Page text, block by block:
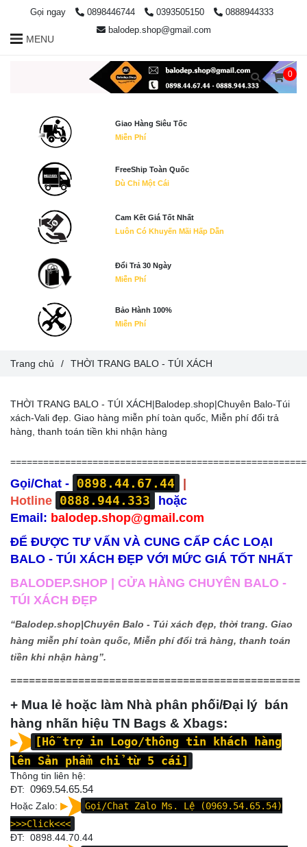
THỜI TRANG BALO - TÚI XÁCH|Balodep.shop|Chuyên Balo-Túi
xách-Vali đẹp. Giao hàng miễn phí toàn quốc, Miễn phí đổi trả
hàng, thanh toán tiền khi nhận hàng
Gọi/Chat - 0898.44.67.44
|
Hotline 0888.944.333
hoặc
Email: balodep.shop@gmail.com
ĐỂ ĐƯỢC TƯ VẤN VÀ CUNG CẤP CÁC LOẠI
BALO - TÚI XÁCH ĐẸP VỚI MỨC GIÁ TỐT NHẤT
BALODEP.SHOP | CỬA HÀNG CHUYÊN BALO -
TÚI XÁCH ĐẸP
“Balodep.shop|Chuyên Balo - Túi xách đẹp, thời trang. Giao
hàng miễn phí toàn quốc, Miễn phí đổi trả hàng, thanh toán
tiền khi nhận hàng”.
===============================================
+ Mua lẻ hoặc làm Nhà phân phối/Đại lý bán
hàng nhãn hiệu TN Bags & Xbags:
[Hỗ trợ in Logo/thông tin khách hàng
lên Sản phẩm chỉ từ 5 cái]
Thông tin liên hệ:
ĐT: 0969.54.65.54
Hoặc Zalo:
Gọi/Chat Zalo Ms. Lệ (0969.54.65.54)
>>>Click<<<
ĐT: 0898.44.70.44
Trang chủ / THỜI TRANG BALO - TÚI XÁCH
Gọi ngay 0898446744 0393505150
0888944333
balodep.shop@gmail.com
MENU
0
Giao Hàng Siêu Tốc
Miễn Phí
FreeShip Toàn Quốc
Dù Chỉ Một Cái
Cam Kết Giá Tốt Nhất
Luôn Có Khuyến Mãi Hấp Dẫn
Đổi Trả 30 Ngày
Miễn Phí
Bảo Hành 100%
Miễn Phí